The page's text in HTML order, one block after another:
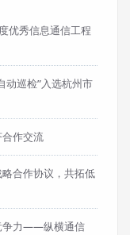
优秀信息通信工程
动巡检”入选杭州市
作交流
合作协议，共拓低
争力——纵横通信